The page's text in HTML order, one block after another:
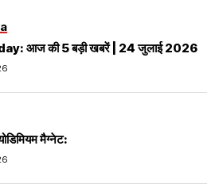
आज की 5 बड़ी खबरें | 24 जुलाई 2026
मैग्नेट: